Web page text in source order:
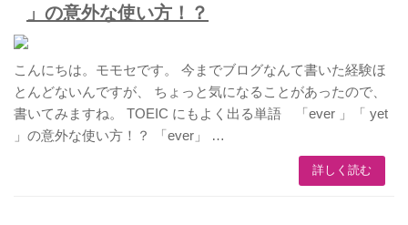
」の意外な使い方！？
こんにちは。モモセです。 今までブログなんて書いた経験ほ
とんどないんですが、 ちょっと気になることがあったので、
書いてみますね。 TOEIC にもよく出る単語 「ever 」「 yet
」の意外な使い方！？ 「ever」 …
詳しく読む